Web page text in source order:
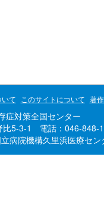
て このサイトについて 著
症対策全国センター
5-3-1 電話：046-848-
病院機構久里浜医療セ